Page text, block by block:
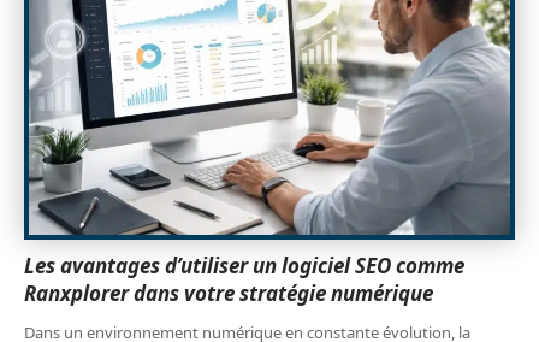
Les avantages d’utiliser un logiciel SEO comme
Ranxplorer dans votre stratégie numérique
Dans un environnement numérique en constante évolution, la